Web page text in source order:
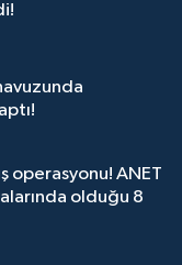
operasyonu! ANET
olduğu 8